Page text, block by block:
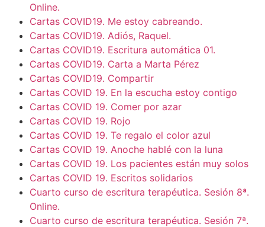
Online.
Cartas COVID19. Me estoy cabreando.
Cartas COVID19. Adiós, Raquel.
Cartas COVID19. Escritura automática 01.
Cartas COVID19. Carta a Marta Pérez
Cartas COVID19. Compartir
Cartas COVID 19. En la escucha estoy contigo
Cartas COVID 19. Comer por azar
Cartas COVID 19. Rojo
Cartas COVID 19. Te regalo el color azul
Cartas COVID 19. Anoche hablé con la luna
Cartas COVID 19. Los pacientes están muy solos
Cartas COVID 19. Escritos solidarios
Cuarto curso de escritura terapéutica. Sesión 8ª.
Online.
Cuarto curso de escritura terapéutica. Sesión 7ª.